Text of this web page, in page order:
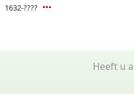
1632-????
Heeft u